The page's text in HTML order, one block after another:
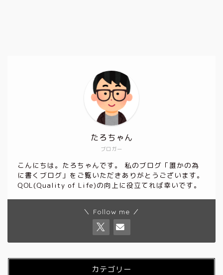
ブロガー
たろちゃん
こんにちは。たろちゃんです。 私のブログ「誰かの為
に書くブログ」をご覧いただきありがとうございます。
QOL(Quality of Life)の向上に役立てれば幸いです。
＼ Follow me ／
カテゴリー